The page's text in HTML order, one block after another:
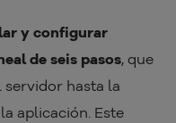
y configurar
de seis pasos, que
hasta la
aplicación. Este